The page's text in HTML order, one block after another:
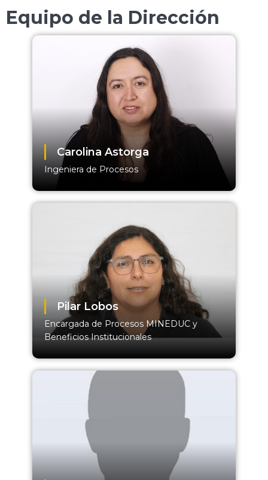
Equipo de la Dirección
Carolina Astorga
Ingeniera de Procesos
Pilar Lobos
Encargada de Procesos MINEDUC y
Beneficios Institucionales